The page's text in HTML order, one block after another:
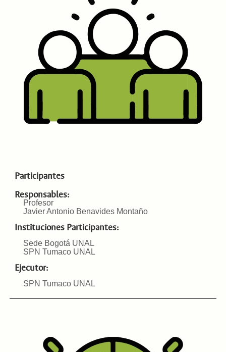
Participantes
Responsables:
Profesor
Javier Antonio Benavides Montaño
Instituciones Participantes:
Sede Bogotá UNAL
SPN Tumaco UNAL
Ejecutor:
SPN Tumaco UNAL